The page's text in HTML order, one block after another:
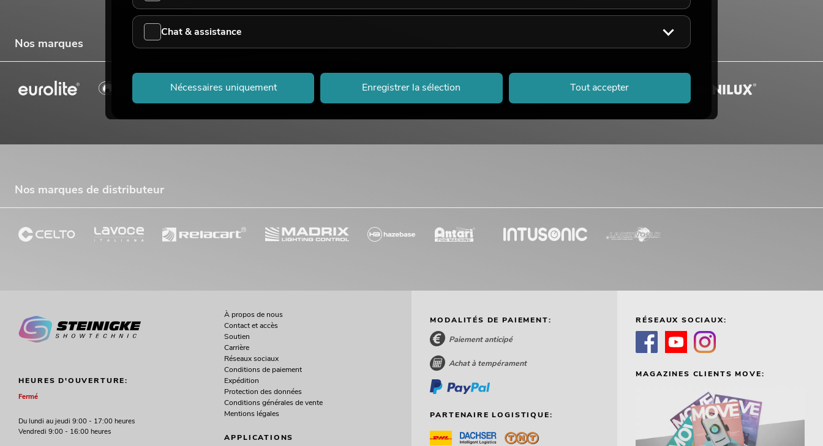
Nos marques
Nos marques de distributeur
HEURES D'OUVERTURE:
Fermé
Du lundi au jeudi 9:00 - 17:00 heures
Vendredi 9:00 - 16:00 heures
À propos de nous
Contact et accès
Soutien
Carrière
Réseaux sociaux
Conditions de paiement
Expédition
Protection des données
Conditions générales de vente
Mentions légales
APPLICATIONS
MODALITÉS DE PAIEMENT:
Paiement anticipé
Achat à tempérament
PARTENAIRE LOGISTIQUE:
RÉSEAUX SOCIAUX:
MAGAZINES CLIENTS MOVE:
Chat & assistance
Nécessaires uniquement Enregistrer la sélection Tout accepter